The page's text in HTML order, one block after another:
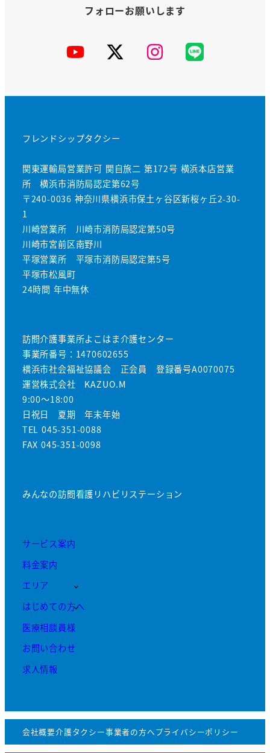
YouTubeX Instagram
公
式
フレンドシップタクシー
関東運輸局営業許可 関自旅二 第172号 横浜本店営業
所 横浜市消防局認定第62号
〒240-0036 神奈川県横浜市保土ヶ谷区新桜ヶ丘2-30-
1
川崎営業所 川崎市消防局認定第50号
川崎市宮前区南野川
平塚営業所 平塚市消防局認定第5号
平塚市松風町
24時間 年中無休
訪問介護事業所よこはま介護センター
事業所番号：1470602655
横浜市社会福祉協議会 正会員 登録番号A0070075
運営株式会社 KAZUO.M
9:00～18:00
日祝日 夏期 年末年始
TEL 045-351-0088
FAX 045-351-0098
みんなの訪問看護リハビリステーション
サービス案内
料金案内
エリア
はじめての方へ
医療相談員様
お問い合わせ
求人情報
会社概要介護タクシー事業者の方へプライバシーポリシー